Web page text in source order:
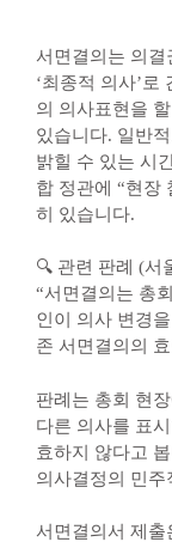
서면결의는 의결
‘최종적 의사’로
의 의사표현을
있습니다. 일반
밝힐 수 있는 시
합 정관에 “현장
히 있습니다.
🔍 관련 판례 (서
“서면결의는 총
인이 의사 변경
존 서면결의의
판례는 총회 현
다른 의사를 표
효하지 않다고
의사결정의 민
서면결의서 제출